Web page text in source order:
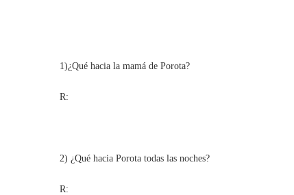
1)¿Qué hacia la mamá de Porota?
R:
2) ¿Qué hacia Porota todas las noches?
R: